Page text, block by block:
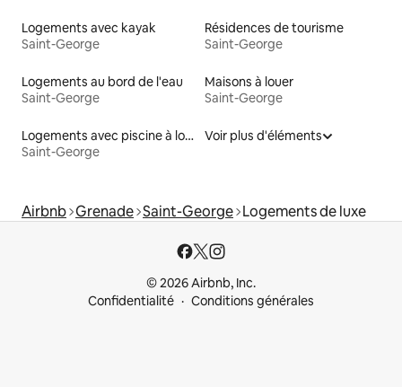
Logements avec kayak
Saint-George
Résidences de tourisme
Saint-George
Logements au bord de l'eau
Saint-George
Maisons à louer
Saint-George
Logements avec piscine à louer
Saint-George
Voir plus d'éléments
Airbnb Grenade Saint-George Logements de luxe
© 2026 Airbnb, Inc.
Confidentialité
Conditions générales